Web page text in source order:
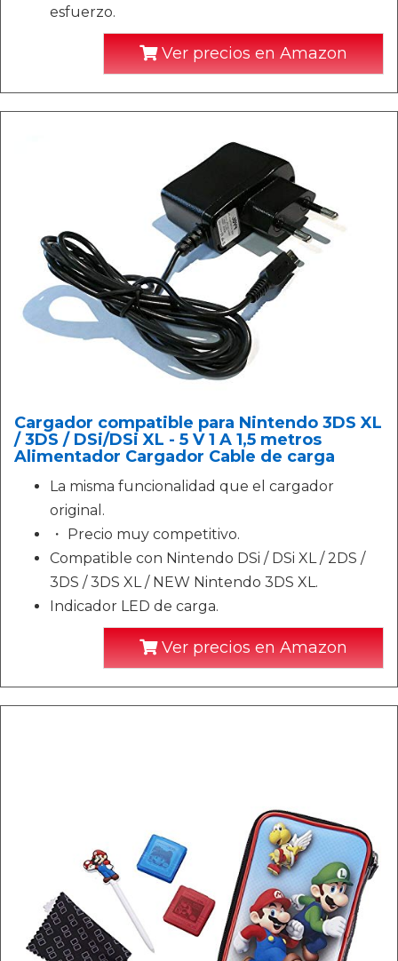
esfuerzo.
Ver precios en Amazon
Cargador compatible para Nintendo 3DS XL
/ 3DS / DSi/DSi XL - 5 V 1 A 1,5 metros
Alimentador Cargador Cable de carga
La misma funcionalidad que el cargador
original.
・ Precio muy competitivo.
Compatible con Nintendo DSi / DSi XL / 2DS /
3DS / 3DS XL / NEW Nintendo 3DS XL.
Indicador LED de carga.
Ver precios en Amazon